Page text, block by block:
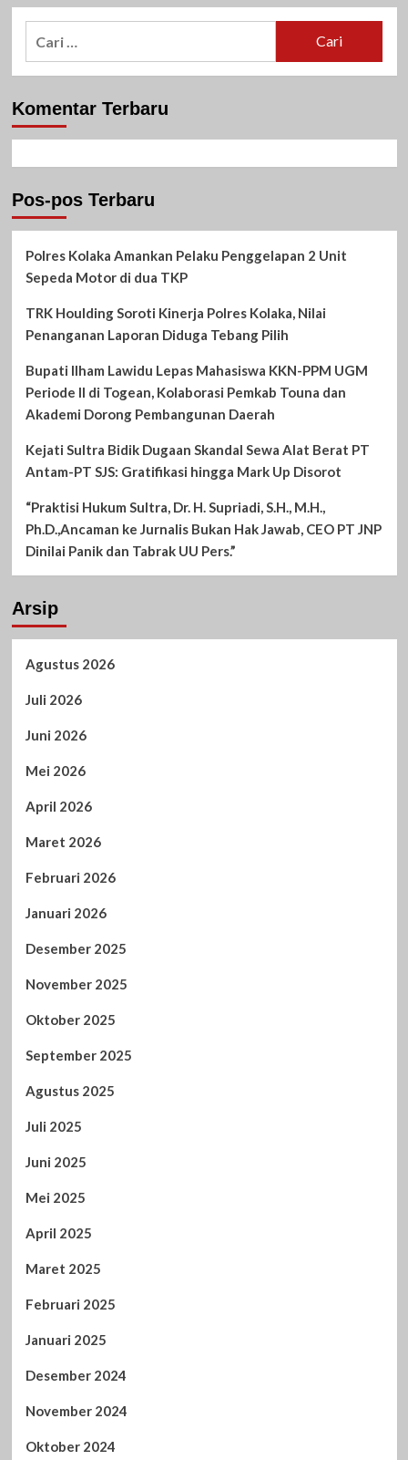
Komentar Terbaru
Pos-pos Terbaru
Polres Kolaka Amankan Pelaku Penggelapan 2 Unit
Sepeda Motor di dua TKP
TRK Houlding Soroti Kinerja Polres Kolaka, Nilai
Penanganan Laporan Diduga Tebang Pilih
Bupati Ilham Lawidu Lepas Mahasiswa KKN-PPM UGM
Periode II di Togean, Kolaborasi Pemkab Touna dan
Akademi Dorong Pembangunan Daerah
Kejati Sultra Bidik Dugaan Skandal Sewa Alat Berat PT
Antam-PT SJS: Gratifikasi hingga Mark Up Disorot
“Praktisi Hukum Sultra, Dr. H. Supriadi, S.H., M.H.,
Ph.D.,Ancaman ke Jurnalis Bukan Hak Jawab, CEO PT JNP
Dinilai Panik dan Tabrak UU Pers.”
Arsip
Agustus 2026
Juli 2026
Juni 2026
Mei 2026
April 2026
Maret 2026
Februari 2026
Januari 2026
Desember 2025
November 2025
Oktober 2025
September 2025
Agustus 2025
Juli 2025
Juni 2025
Mei 2025
April 2025
Maret 2025
Februari 2025
Januari 2025
Desember 2024
November 2024
Oktober 2024